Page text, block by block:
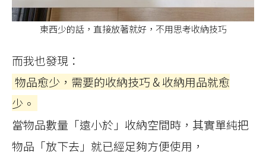
東西少的話，直接放著就好，不用思考收納技巧
而我也發現：
物品愈少，需要的收納技巧 & 收納用品就愈
少。
當物品數量「遠小於」收納空間時，其實單純把
物品「放下去」就已經足夠方便使用，